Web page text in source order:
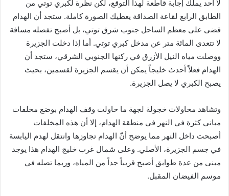
لا أحد يملك إجابة قاطعة لهذا التوقع، لكن نظرة لكبري توتي من
الطابق الرابع لقاعة الصداقة يعطيك الصورة كاملة. ستجد أن الهدام
قضى على معظم الساحل جنوب شرق توتي، بل أصبح تفصله مسافة
لا تتعدى المائة متر عن مدخل كبري توتي. أما إذا دخلت الجزيرة
ووصلت مياه النيل الأزرق في ركنها الجنوبي الشرقي، ستجد أن
الهدام فعلاً أحدث خليجاً يمكن أن يقسم الجزيرة لقسمين، بحيث
يصبح الكبري لا يصل الجزيرة.
وتشاهد محاولات خجولة لجهة ما حاولت وقف الهدام بوضع مخلفات
مباني كثرة في النهر في منطقة الهدام، إلا أن هذه المخلفات
أصبحت داخل النهر مما يوضح أنّ الهدام تجاوزها وانتقل لهدم اليابسة
في جسم الجزيرة، الأصلي. وعلى شمال غرب خليج الهدام هذا يوجد
مبنى من عدة طوابق أصبح قريباً جداً من المياه، وربما تصله في
موسم الفيضان المقبل.